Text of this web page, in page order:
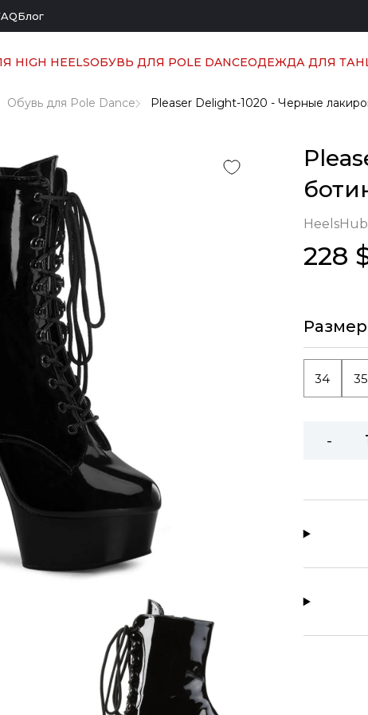
Блог
HIGH HEELSОБУВЬ ДЛЯ POLE DANCEОДЕЖДА ДЛЯ
Обувь для Pole Dance Pleaser Delight-1020 - Черные
HeelsHub
228
Размер
34 35
-